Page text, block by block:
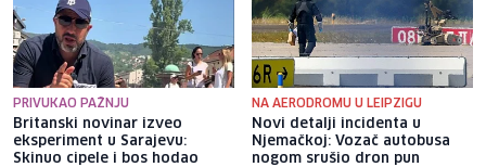
PRIVUKAO PAŽNJU
Britanski novinar izveo
eksperiment u Sarajevu:
Skinuo cipele i bos hodao
NA AERODROMU U LEIPZIGU
Novi detalji incidenta u
Njemačkoj: Vozač autobusa
nogom srušio dron pun